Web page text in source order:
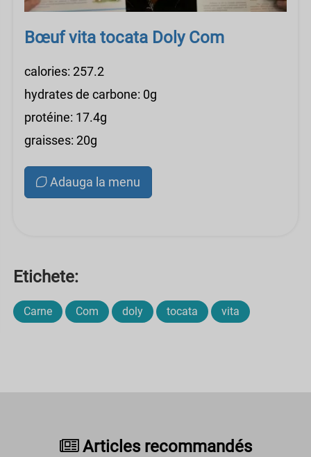
Bœuf vita tocata Doly Com
calories: 257.2
hydrates de carbone: 0g
protéine: 17.4g
graisses: 20g
Adauga la menu
Etichete:
Carne Com doly tocata vita
Articles recommandés